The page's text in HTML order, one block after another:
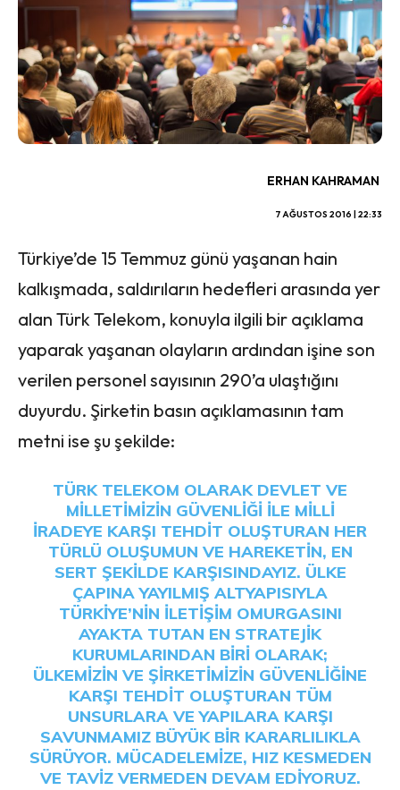
ERHAN KAHRAMAN
7 AĞUSTOS 2016 | 22:33
Türkiye’de 15 Temmuz günü yaşanan hain
kalkışmada, saldırıların hedefleri arasında yer
alan Türk Telekom, konuyla ilgili bir açıklama
yaparak yaşanan olayların ardından işine son
verilen personel sayısının 290’a ulaştığını
duyurdu. Şirketin basın açıklamasının tam
metni ise şu şekilde:
TÜRK TELEKOM OLARAK DEVLET VE
MILLETIMIZIN GÜVENLIĞI ILE MILLI
IRADEYE KARŞI TEHDIT OLUŞTURAN HER
TÜRLÜ OLUŞUMUN VE HAREKETIN, EN
SERT ŞEKILDE KARŞISINDAYIZ. ÜLKE
ÇAPINA YAYILMIŞ ALTYAPISIYLA
TÜRKIYE’NIN ILETIŞIM OMURGASINI
AYAKTA TUTAN EN STRATEJIK
KURUMLARINDAN BIRI OLARAK;
ÜLKEMIZIN VE ŞIRKETIMIZIN GÜVENLIĞINE
KARŞI TEHDIT OLUŞTURAN TÜM
UNSURLARA VE YAPILARA KARŞI
SAVUNMAMIZ BÜYÜK BIR KARARLILIKLA
SÜRÜYOR. MÜCADELEMIZE, HIZ KESMEDEN
VE TAVIZ VERMEDEN DEVAM EDIYORUZ.